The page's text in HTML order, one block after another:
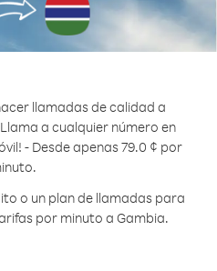
llamadas de calidad a
a cualquier número en
- Desde apenas 79.0 ¢ por
o un plan de llamadas para
por minuto a Gambia.